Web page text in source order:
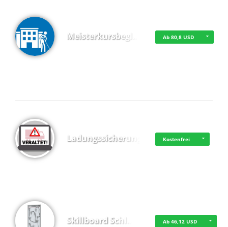
Meisterkursbegl… Ab 80,8 USD
Ladungssicherung Kostenfrei
Skillboard Schl… Ab 46,12 USD